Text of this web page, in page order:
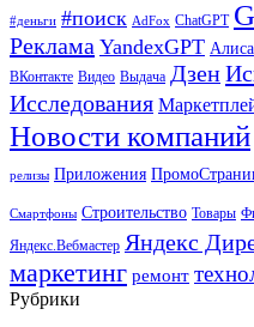
#деньги #поиск AdFox ChatGPT
Реклама YandexGPT Алиса
ВКонтакте Видео Выдача Дзен
Исследования
Новости компаний
релизы Приложения
Смартфоны Строительство Товары
Яндекс.Вебмастер Яндекс
маркетинг ремонт
Рубрики